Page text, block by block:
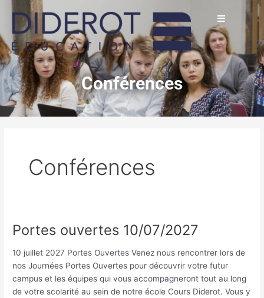
contenu
Conférences
Conférences
Portes ouvertes 10/07/2027
10 juillet 2027 Portes Ouvertes Venez nous rencontrer lors de
nos Journées Portes Ouvertes pour découvrir votre futur
campus et les équipes qui vous accompagneront tout au long
de votre scolarité au sein de notre école Cours Diderot. Vous y
Portes
10/07/2027
Pagination
d’article